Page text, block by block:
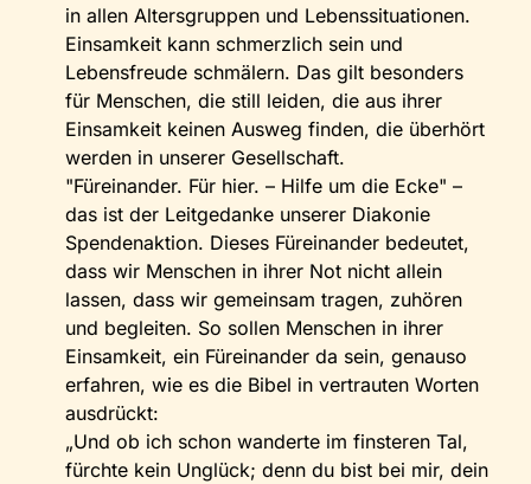
in allen Altersgruppen und Lebenssituationen.
Einsamkeit kann schmerzlich sein und
Lebensfreude schmälern. Das gilt besonders
für Menschen, die still leiden, die aus ihrer
Einsamkeit keinen Ausweg finden, die überhört
werden in unserer Gesellschaft.
"Füreinander. Für hier. – Hilfe um die Ecke" –
das ist der Leitgedanke unserer Diakonie
Spendenaktion. Dieses Füreinander bedeutet,
dass wir Menschen in ihrer Not nicht allein
lassen, dass wir gemeinsam tragen, zuhören
und begleiten. So sollen Menschen in ihrer
Einsamkeit, ein Füreinander da sein, genauso
erfahren, wie es die Bibel in vertrauten Worten
ausdrückt:
„Und ob ich schon wanderte im finsteren Tal,
fürchte kein Unglück; denn du bist bei mir, dein